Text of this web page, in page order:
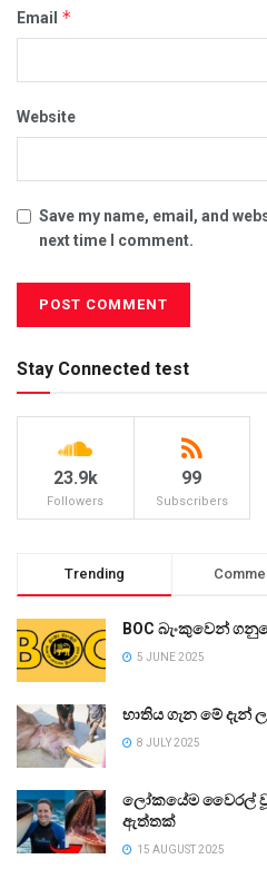
Email *
Website
Save my name, email, and
next time I comment.
Stay Connected test
23.9k
Followers
99
Subscribers
Trending
BOC බැංකුවෙන්
5 JUNE 2025
භාතිය ගැන මේ දැන්
8 JULY 2025
ලෝකයේම වෛරල් වූ
ඇත්තක්
15 AUGUST 2025